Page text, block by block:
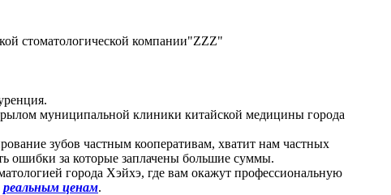
стоматологической компании"ZZZ"
муниципальной клиники китайской медицины города
зубов частным кооперативам, хватит нам частных
ошибки за которые заплачены большие суммы.
города Хэйхэ, где вам окажут профессиональную
реальным ценам.